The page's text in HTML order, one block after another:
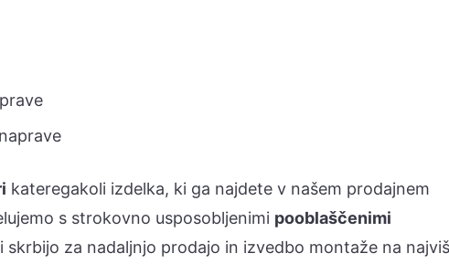
kateregakoli izdelka, ki ga najdete v našem prodajnem
s strokovno usposobljenimi pooblaščenimi
skrbijo za nadaljnjo prodajo in izvedbo montaže na